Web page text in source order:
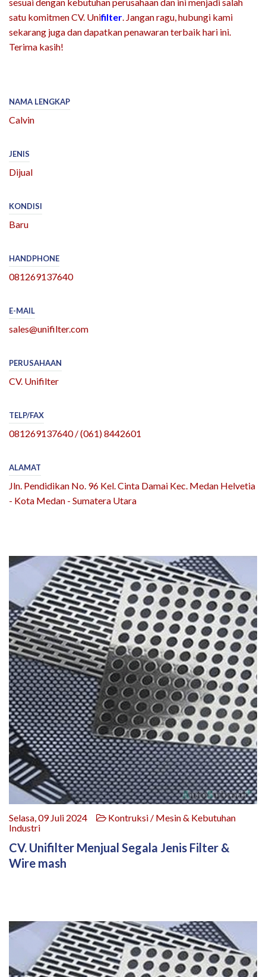
sesuai dengan kebutuhan perusahaan dan ini menjadi salah
satu komitmen CV. Unifilter. Jangan ragu, hubungi kami
sekarang juga dan dapatkan penawaran terbaik hari ini.
Terima kasih!
NAMA LENGKAP
Calvin
JENIS
Dijual
KONDISI
Baru
HANDPHONE
081269137640
E-MAIL
sales@unifilter.com
PERUSAHAAN
CV. Unifilter
TELP/FAX
081269137640 / (061) 8442601
ALAMAT
Jln. Pendidikan No. 96 Kel. Cinta Damai Kec. Medan Helvetia
- Kota Medan - Sumatera Utara
Selasa, 09 Juli 2024
Kontruksi / Mesin & Kebutuhan
Industri
CV. Unifilter Menjual Segala Jenis Filter &
Wire mash